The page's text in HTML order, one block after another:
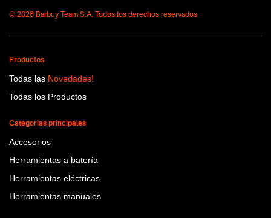
© 2026 Barbuy Team S.A. Todos los derechos reservados
Productos
Todas las Novedades!
Todas los Productos
Categorías principales
Accesorios
Herramientas a batería
Herramientas eléctricas
Herramientas manuales